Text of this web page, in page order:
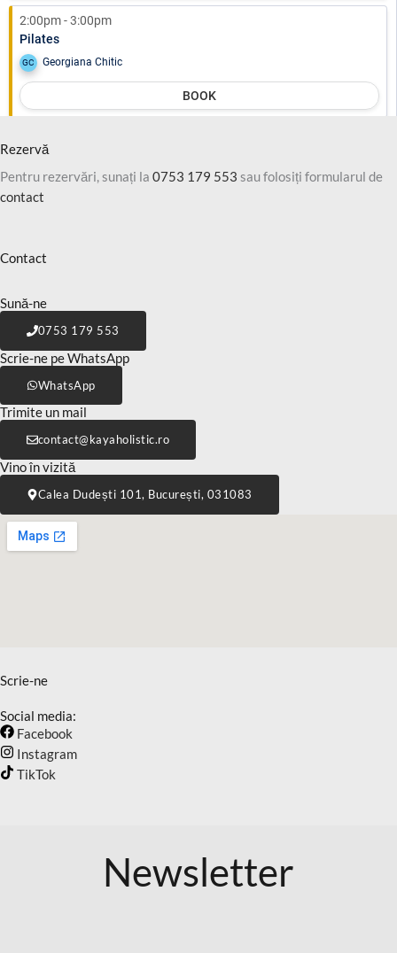
Rezervă
Pentru rezervări, sunați la 0753 179 553 sau folosiți formularul de
contact
Contact
Sună-ne
0753 179 553
Scrie-ne pe WhatsApp
WhatsApp
Trimite un mail
or.citsilohayak
@tcatnoc
Vino în vizită
Calea Dudești 101, București, 031083
Scrie-ne
Social media:
Facebook
Instagram
TikTok
Newsletter